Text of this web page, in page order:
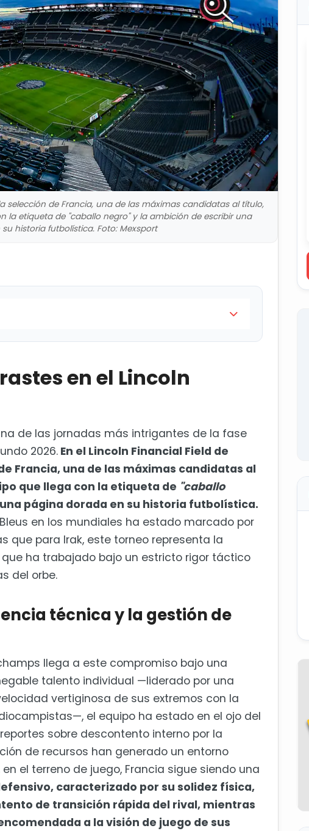
selección de Francia, una de las máximas candidatas al título,
la etiqueta de "caballo negro" y la ambición de escribir una
historia futbolística. Foto: Mexsport
y la gestión de vestuario
encuentro
victoria mundialista
en el Lincoln
de las jornadas más intrigantes de la fase
2026. En el Lincoln Financial Field de
Francia, una de las máximas candidatas al
que llega con la etiqueta de "caballo
página dorada en su historia futbolística.
en los mundiales ha estado marcado por
que para Irak, este torneo representa la
ha trabajado bajo un estricto rigor táctico
del orbe.
técnica y la gestión de
llega a este compromiso bajo una
talento individual —liderado por una
vertiginosa de sus extremos con la
el equipo ha estado en el ojo del
sobre descontento interno por la
de recursos han generado un entorno
el terreno de juego, Francia sigue siendo una
caracterizado por su solidez física,
de transición rápida del rival, mientras
a la visión de juego de sus